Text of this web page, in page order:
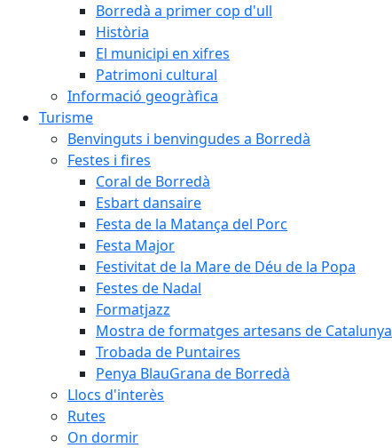
Borredà a primer cop d'ull
Història
El municipi en xifres
Patrimoni cultural
Informació geogràfica
Turisme
Benvinguts i benvingudes a Borredà
Festes i fires
Coral de Borredà
Esbart dansaire
Festa de la Matança del Porc
Festa Major
Festivitat de la Mare de Déu de la Popa
Festes de Nadal
Formatjazz
Mostra de formatges artesans de Catalunya
Trobada de Puntaires
Penya BlauGrana de Borredà
Llocs d'interès
Rutes
On dormir